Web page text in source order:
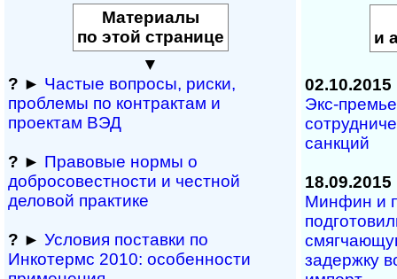
Материалы
по этой странице
▼
? ► Частые вопросы, рис­ки,
проблемы по конт­рактам и
проектам ВЭД
? ► Правовые нормы о
добросовестности и чест­ной
деловой практике
? ► Условия поставки по
Инкотермс 2010: осо­бен­нос­ти
и
02.10.2015
Экс-
санкций
18.09.2015
Минфин и
задержку